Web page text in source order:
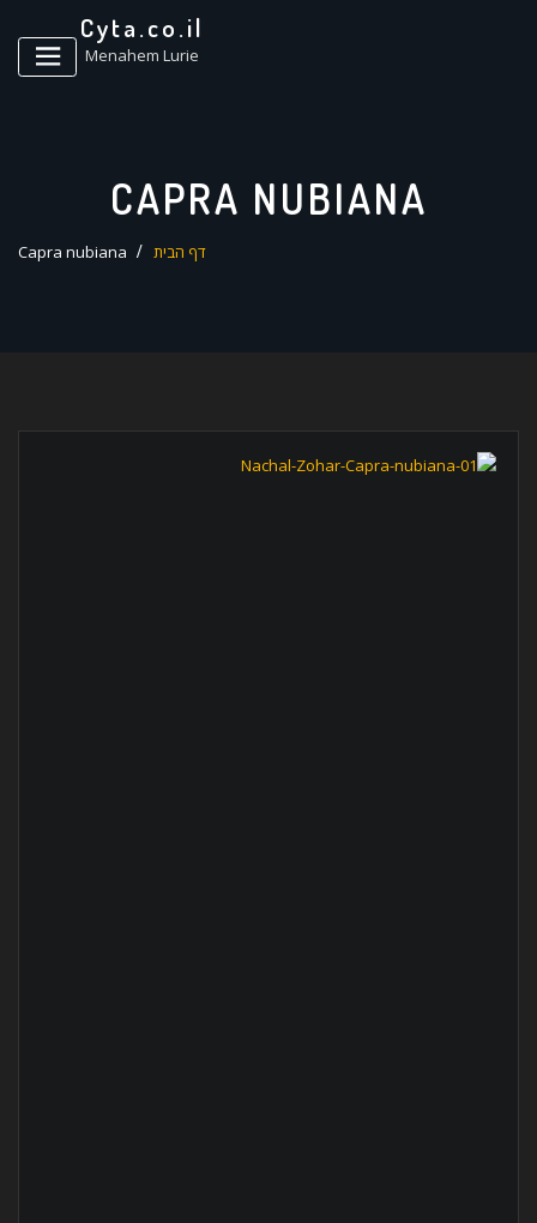
Cyta.co.il
Menahem Lurie
CAPRA NUBIANA
דף הבית Capra nubiana